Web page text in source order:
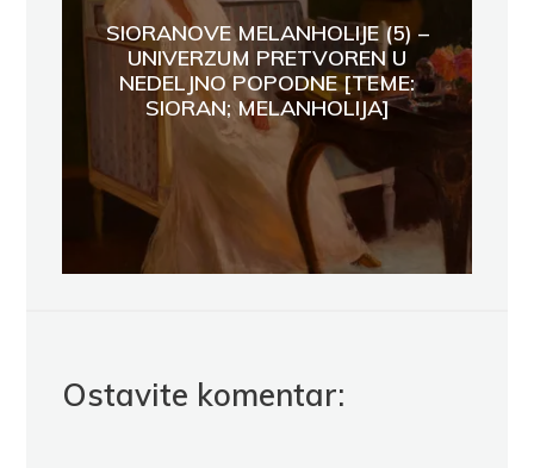
SIORANOVE MELANHOLIJE (5) –
UNIVERZUM PRETVOREN U
NEDELJNO POPODNE [TEME:
SIORAN; MELANHOLIJA]
Ostavite komentar: